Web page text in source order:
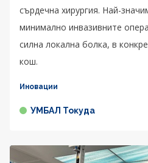
сърдечна хирургия. Най-
минимално инвазивните
силна локална болка, в
кош.
Иновации
УМБАЛ Токуда